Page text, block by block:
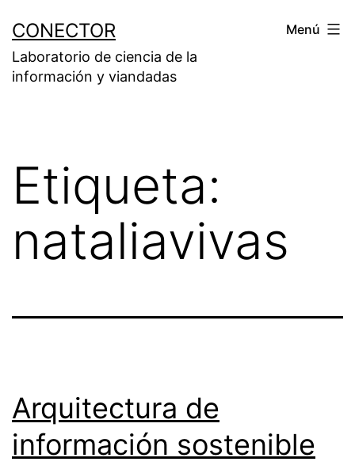
contenido
CONECTOR
Laboratorio de ciencia de la
información y viandadas
Menú
Etiqueta:
nataliavivas
Arquitectura de
información sostenible